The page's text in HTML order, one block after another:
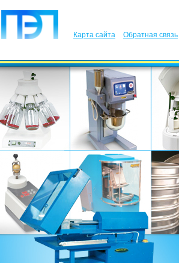
Карта сайта Обратная связь